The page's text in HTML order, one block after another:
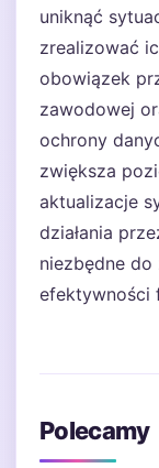
uniknąć
zrealizować
obowiązek
zawodowej
ochrony
zwiększa
aktualizacje
działania
niezbędne do
efektywności
Polecamy